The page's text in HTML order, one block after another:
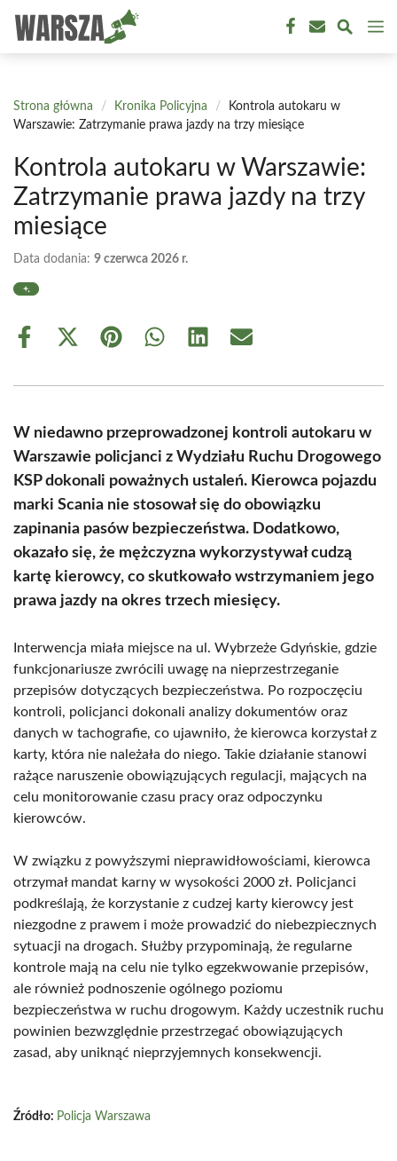
treści
Strona główna / Kronika Policyjna /
Kontrola autokaru w
Warszawie: Zatrzymanie prawa jazdy na trzy miesiące
Kontrola autokaru w Warszawie:
Zatrzymanie prawa jazdy na trzy
miesiące
Data dodania: 9 czerwca 2026 r.
Share
Share
(Twitter)
Share Share Share Share
W niedawno przeprowadzonej kontroli autokaru w
Warszawie policjanci z Wydziału Ruchu Drogowego
KSP dokonali poważnych ustaleń. Kierowca pojazdu
marki Scania nie stosował się do obowiązku
zapinania pasów bezpieczeństwa. Dodatkowo,
okazało się, że mężczyzna wykorzystywał cudzą
kartę kierowcy, co skutkowało wstrzymaniem jego
prawa jazdy na okres trzech miesięcy.
Interwencja miała miejsce na ul. Wybrzeże Gdyńskie, gdzie
funkcjonariusze zwrócili uwagę na nieprzestrzeganie
przepisów dotyczących bezpieczeństwa. Po rozpoczęciu
kontroli, policjanci dokonali analizy dokumentów oraz
danych w tachografie, co ujawniło, że kierowca korzystał z
karty, która nie należała do niego. Takie działanie stanowi
rażące naruszenie obowiązujących regulacji, mających na
celu monitorowanie czasu pracy oraz odpoczynku
kierowców.
W związku z powyższymi nieprawidłowościami, kierowca
otrzymał mandat karny w wysokości 2000 zł. Policjanci
podkreślają, że korzystanie z cudzej karty kierowcy jest
niezgodne z prawem i może prowadzić do niebezpiecznych
sytuacji na drogach. Służby przypominają, że regularne
kontrole mają na celu nie tylko egzekwowanie przepisów,
ale również podnoszenie ogólnego poziomu
bezpieczeństwa w ruchu drogowym. Każdy uczestnik ruchu
powinien bezwzględnie przestrzegać obowiązujących
zasad, aby uniknąć nieprzyjemnych konsekwencji.
Źródło: Policja Warszawa